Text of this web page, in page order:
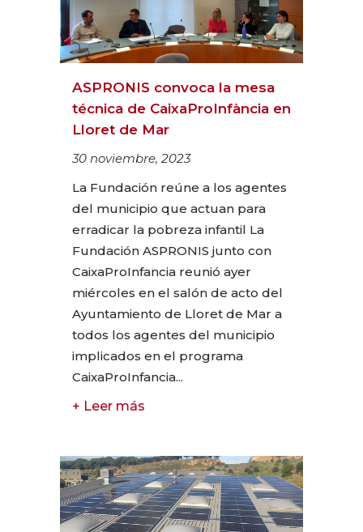
ASPRONIS convoca la mesa
técnica de CaixaProInfància en
Lloret de Mar
30 noviembre, 2023
La Fundación reúne a los agentes
del municipio que actuan para
erradicar la pobreza infantil La
Fundación ASPRONIS junto con
CaixaProInfancia reunió ayer
miércoles en el salón de acto del
Ayuntamiento de Lloret de Mar a
todos los agentes del municipio
implicados en el programa
CaixaProInfancia...
+ Leer más